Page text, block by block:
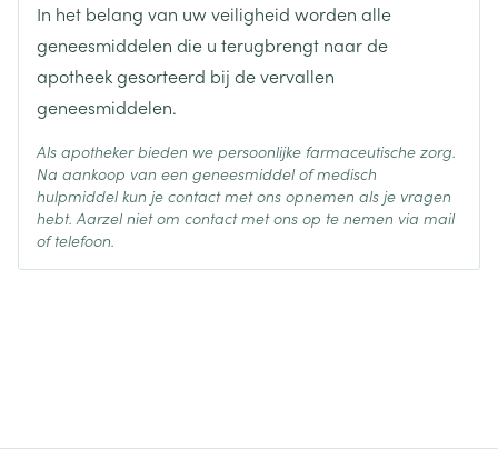
Behoud Kamertemperatuur (15°C - 25°C)
In het belang van uw veiligheid worden alle
geneesmiddelen die u terugbrengt naar de
apotheek gesorteerd bij de vervallen
geneesmiddelen.
Als apotheker bieden we persoonlijke farmaceutische zorg.
Na aankoop van een geneesmiddel of medisch
hulpmiddel kun je contact met ons opnemen als je vragen
hebt. Aarzel niet om contact met ons op te nemen via mail
of telefoon.